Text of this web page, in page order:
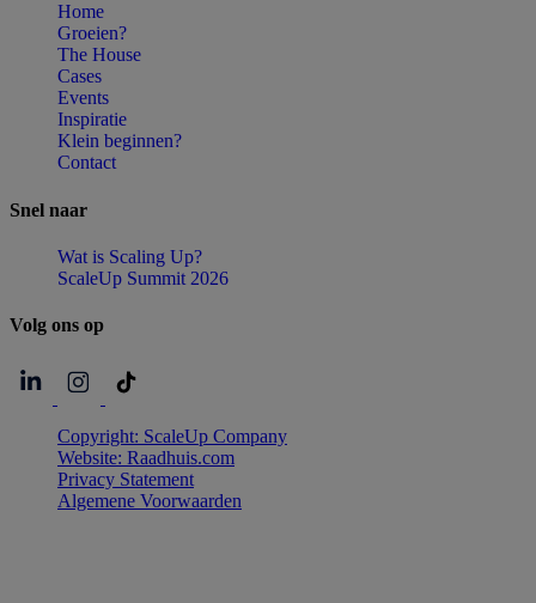
Home
Groeien?
The House
Cases
Events
Inspiratie
Klein beginnen?
Contact
Snel naar
Wat is Scaling Up?
ScaleUp Summit 2026
Volg ons op
Copyright: ScaleUp Company
Website: Raadhuis.com
Privacy Statement
Algemene Voorwaarden